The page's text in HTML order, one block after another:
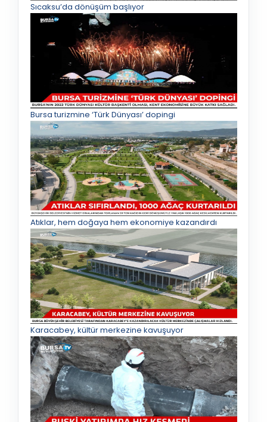
Sıcaksu’da dönüşüm başlıyor
Bursa turizmine ‘Türk Dünyası’ dopingi
Atıklar, hem doğaya hem ekonomiye kazandırdı
Karacabey, kültür merkezine kavuşuyor